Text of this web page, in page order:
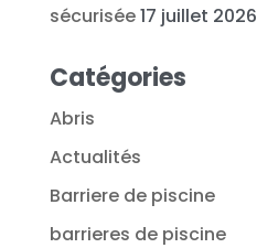
sécurisée17 juillet 2026
Catégories
Abris
Actualités
Barriere de piscine
barrieres de piscine